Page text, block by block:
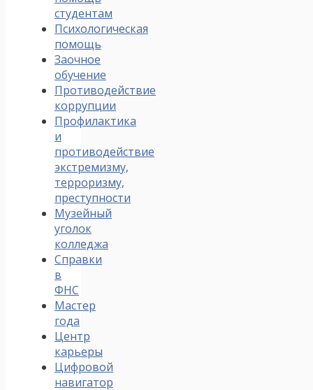
студентам
Психологическая
помощь
Заочное
обучение
Противодействие
коррупции
Профилактика
и
противодействие
экстремизму,
терроризму,
преступности
Музейный
уголок
колледжа
Справки
в
ФНС
Мастер
года
Центр
карьеры
Цифровой
навигатор